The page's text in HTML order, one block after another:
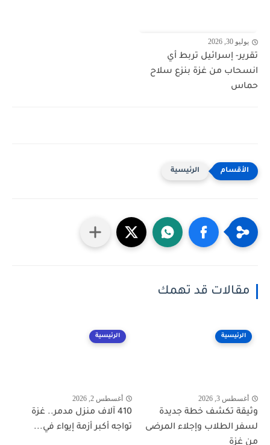
يوليو 30, 2026
تقرير- إسرائيل تربط أي
انسحاب من غزة بنزع سلاح
حماس
الرئيسية
مقالات قد تهمك
الرئيسية
أغسطس 3, 2026
وثيقة تكشف خطة جديدة
لسفر الطلاب وإجلاء المرضى
من غزة
الرئيسية
أغسطس 2, 2026
410 آلاف منزل مدمر.. غزة
تواجه أكبر أزمة إيواء في...